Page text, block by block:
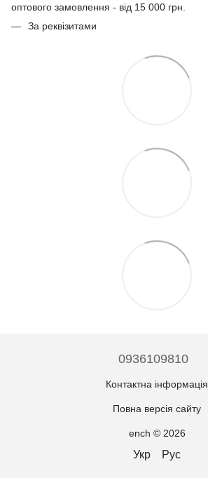
оптового замовлення - від 15 000 грн.
За реквізитами
0936109810
Контактна інформація
Повна версія сайту
ench © 2026
Укр Рус